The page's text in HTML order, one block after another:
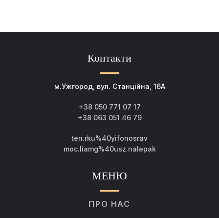
Контакти
м.Ужгород, вул. Станційна, 16А
+38 050 771 07 17
+38 063 051 46 79
ten.rku%40yifonosrav
moc.liamg%40usz.nalepak
МЕНЮ
ПРО НАС